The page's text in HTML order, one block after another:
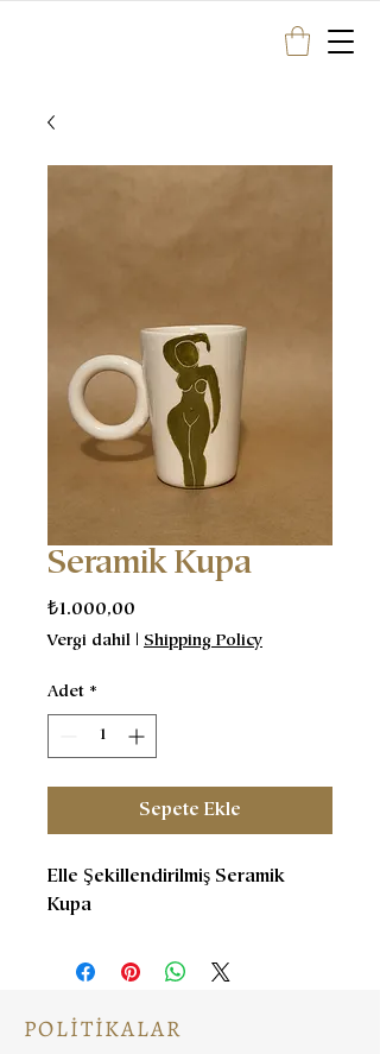
Seramik Kupa
₺1.000,00
Vergi dahil | Shipping Policy
Adet *
Sepete Ekle
Elle Şekillendirilmiş Seramik
Kupa
POLİTİKALAR